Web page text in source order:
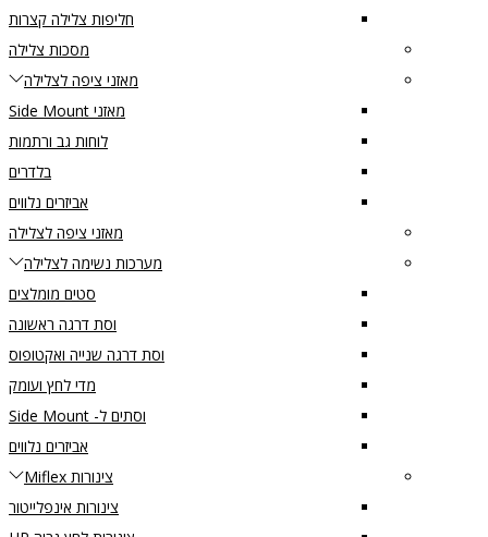
חליפות צלילה קצרות
מסכות צלילה
מאזני ציפה לצלילה
מאזני Side Mount
לוחות גב ורתמות
בלדרים
אביזרים נלווים
מאזני ציפה לצלילה
מערכות נשימה לצלילה
סטים מומלצים
וסת דרגה ראשונה
וסת דרגה שנייה ואקטופוס
מדי לחץ ועומק
וסתים ל- Side Mount
אביזרים נלווים
צינורות Miflex
צינורות אינפלייטור